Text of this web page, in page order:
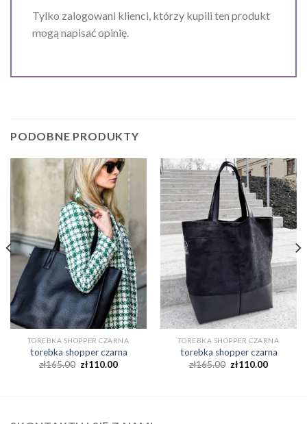
Tylko zalogowani klienci, którzy kupili ten produkt
mogą napisać opinię.
PODOBNE PRODUKTY
TOREBKA SHOPPER CZARNA
torebka shopper czarna
zł165.00 zł110.00
TOREBKA SHOPPER CZARNA
torebka shopper czarna
zł165.00 zł110.00